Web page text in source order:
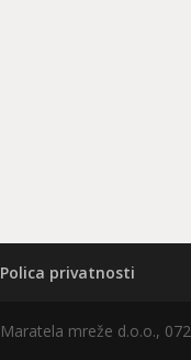
Polica privatnosti
Maratela mreže d.o.o.,